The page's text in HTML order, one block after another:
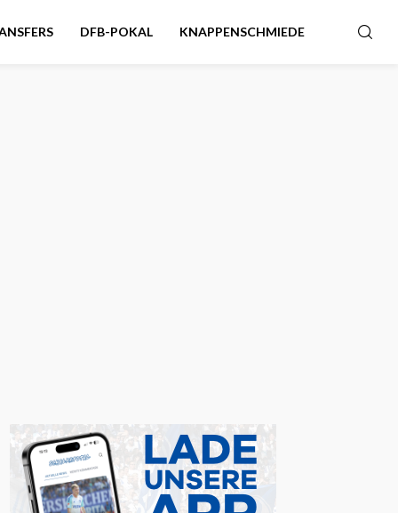
DFB-POKAL KNAPPENSCHMIEDE